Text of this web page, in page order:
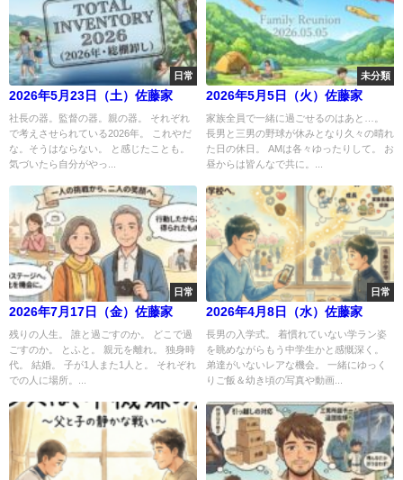
日常
2026年5月23日（土）佐藤家
社長の器。監督の器。親の器。 それぞれ
で考えさせられている2026年。 これやだ
な。そうはならない。 と感じたことも。
気づいたら自分がやっ...
未分類
2026年5月5日（火）佐藤家
家族全員で一緒に過ごせるのはあと…。
長男と三男の野球が休みとなり久々の晴れ
た日の休日。 AMは各々ゆったりして。 お
昼からは皆んなで共に。...
日常
2026年7月17日（金）佐藤家
残りの人生。 誰と過ごすのか。 どこで過
ごすのか。 とふと。 親元を離れ。 独身時
代。 結婚。 子が1人また1人と。 それぞれ
での人に場所。...
日常
2026年4月8日（水）佐藤家
長男の入学式。 着慣れていない学ラン姿
を眺めながらもう中学生かと感慨深く。
弟達がいないレアな機会。 一緒にゆっく
りご飯＆幼き頃の写真や動画...